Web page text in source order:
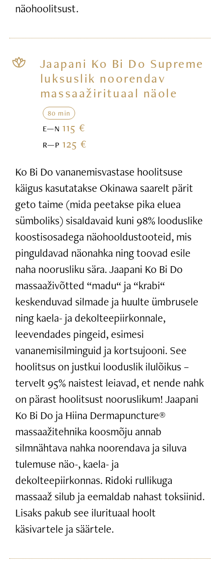
näohoolitsust.
Jaapani Ko Bi Do Supreme
luksuslik noorendav
massaažirituaal näole
80 min
E—N115 €
R—P125 €
Ko Bi Do vananemisvastase hoolitsuse
käigus kasutatakse Okinawa saarelt pärit
geto taime (mida peetakse pika eluea
sümboliks) sisaldavaid kuni 98% looduslike
koostisosadega näohooldustooteid, mis
pinguldavad näonahka ning toovad esile
naha noorusliku sära. Jaapani Ko Bi Do
massaaživõtted “madu“ ja “krabi“
keskenduvad silmade ja huulte ümbrusele
ning kaela- ja dekolteepiirkonnale,
leevendades pingeid, esimesi
vananemisilminguid ja kortsujooni. See
hoolitsus on justkui looduslik ilulõikus –
tervelt 95% naistest leiavad, et nende nahk
on pärast hoolitsust nooruslikum! Jaapani
Ko Bi Do ja Hiina Dermapuncture®
massaažitehnika koosmõju annab
silmnähtava nahka noorendava ja siluva
tulemuse näo-, kaela- ja
dekolteepiirkonnas. Ridoki rullikuga
massaaž silub ja eemaldab nahast toksiinid.
Lisaks pakub see ilurituaal hoolt
käsivartele ja säärtele.